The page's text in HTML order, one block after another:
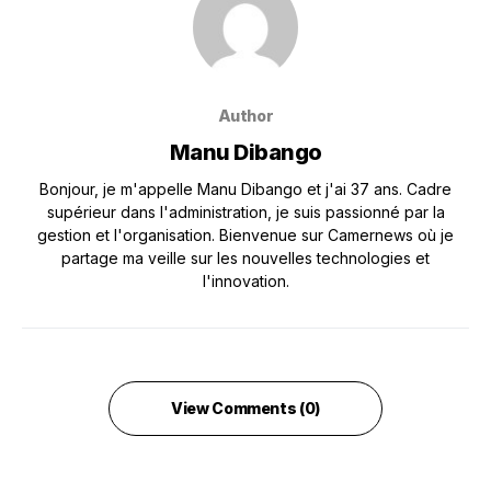
Author
Manu Dibango
Bonjour, je m'appelle Manu Dibango et j'ai 37 ans. Cadre
supérieur dans l'administration, je suis passionné par la
gestion et l'organisation. Bienvenue sur Camernews où je
partage ma veille sur les nouvelles technologies et
l'innovation.
View Comments (0)